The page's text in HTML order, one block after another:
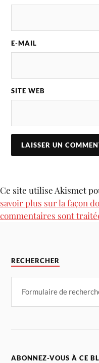
E-MAIL
SITE WEB
Ce site utilise Akismet
savoir plus sur la façon
commentaires sont
RECHERCHER
ABONNEZ-VOUS À CE